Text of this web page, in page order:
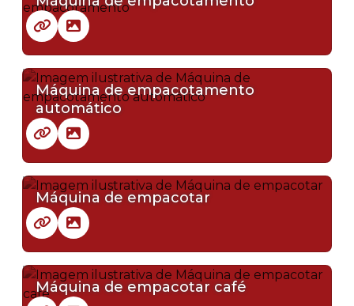
Máquina de empacotamento
automático
Máquina de empacotar
Máquina de empacotar café